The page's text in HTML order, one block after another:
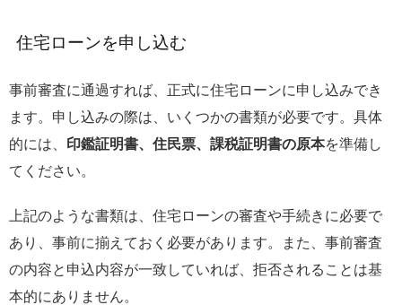
住宅ローンを申し込む
事前審査に通過すれば、正式に住宅ローンに申し込みでき
ます。申し込みの際は、いくつかの書類が必要です。具体
的には、 印鑑証明書、住民票、課税証明書の原本を準備し
てください。
上記のような書類は、住宅ローンの審査や手続きに必要で
あり、事前に揃えておく必要があります。また、事前審査
の内容と申込内容が一致していれば、拒否されることは基
本的にありません。